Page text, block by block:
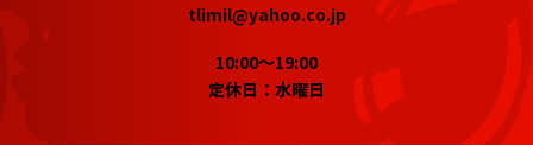
tlimil@yahoo.co.jp
10:00～19:00
定休日：水曜日